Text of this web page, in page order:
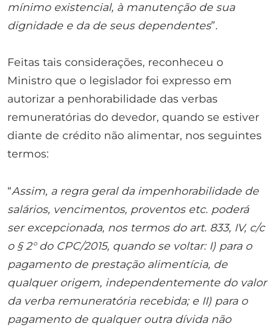
mínimo existencial, à manutenção de sua
dignidade e da de seus dependentes”.
Feitas tais considerações, reconheceu o
Ministro que o legislador foi expresso em
autorizar a penhorabilidade das verbas
remuneratórias do devedor, quando se estiver
diante de crédito não alimentar, nos seguintes
termos:
“Assim, a regra geral da impenhorabilidade de
salários, vencimentos, proventos etc. poderá
ser excepcionada, nos termos do art. 833, IV, c/c
o § 2° do CPC/2015, quando se voltar: I) para o
pagamento de prestação alimentícia, de
qualquer origem, independentemente do valor
da verba remuneratória recebida; e II) para o
pagamento de qualquer outra dívida não